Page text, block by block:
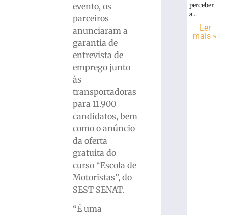
evento, os
parceiros
anunciaram a
garantia de
entrevista de
emprego junto
às
transportadoras
para 11.900
candidatos, bem
como o anúncio
da oferta
gratuita do
curso “Escola de
Motoristas”, do
SEST SENAT.
“É uma
perceber
a...
Ler
mais »